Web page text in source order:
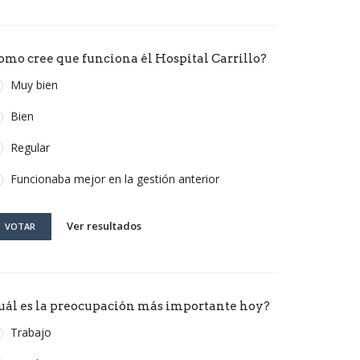
cree que funciona él Hospital Carrillo?
Muy bien
Bien
Regular
Funcionaba mejor en la gestión anterior
VOTAR Ver resultados
es la preocupación más importante hoy?
Trabajo